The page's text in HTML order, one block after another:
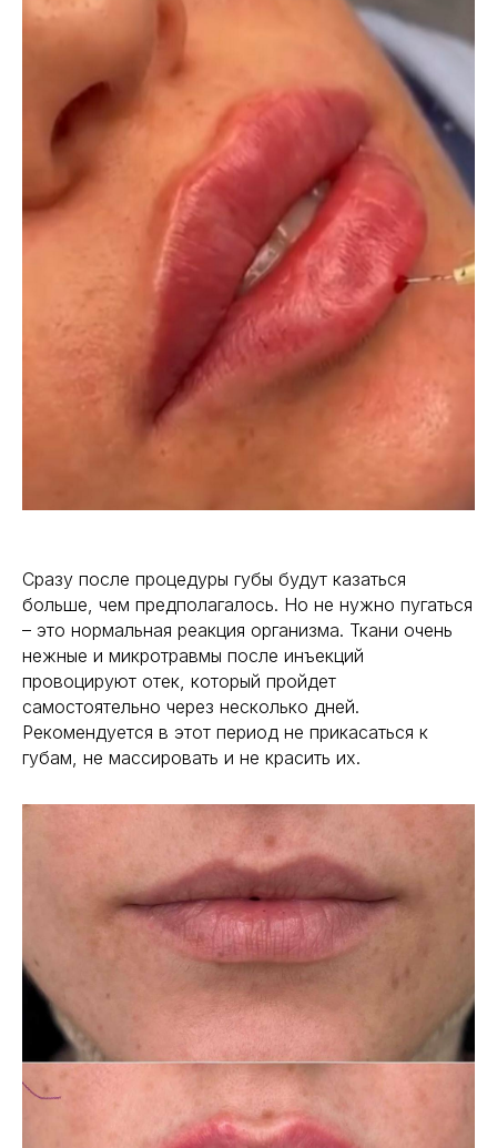
Сразу после процедуры губы будут казаться
больше, чем предполагалось. Но не нужно пугаться
– это нормальная реакция организма. Ткани очень
нежные и микротравмы после инъекций
провоцируют отек, который пройдет
самостоятельно через несколько дней.
Рекомендуется в этот период не прикасаться к
губам, не массировать и не красить их.